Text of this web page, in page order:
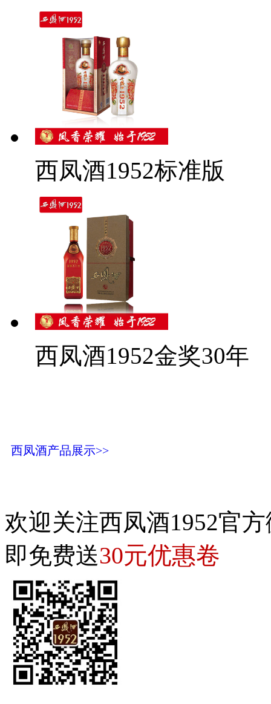
西凤酒1952标准版
西凤酒1952金奖30年
西凤酒产品展示>>
欢迎关注西凤酒1952官
即免费送30元优惠卷